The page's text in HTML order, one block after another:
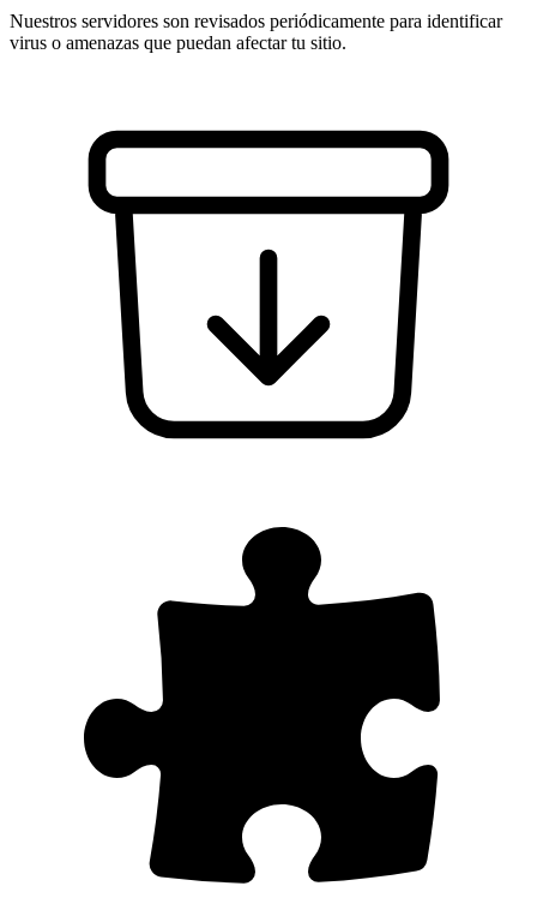
Nuestros servidores son revisados periódicamente para identificar
virus o amenazas que puedan afectar tu sitio.